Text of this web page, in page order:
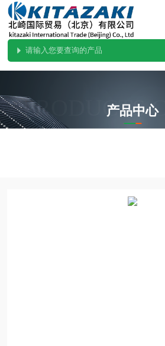
PRODUCTS
产品中心